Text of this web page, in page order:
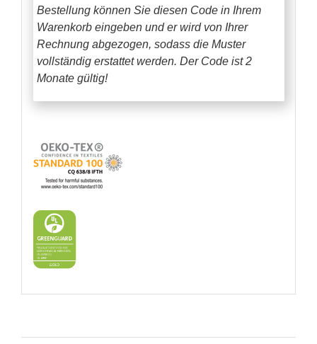
Bestellung können Sie diesen Code in Ihrem
Warenkorb eingeben und er wird von Ihrer
Rechnung abgezogen, sodass die Muster
vollständig erstattet werden. Der Code ist 2
Monate gültig!